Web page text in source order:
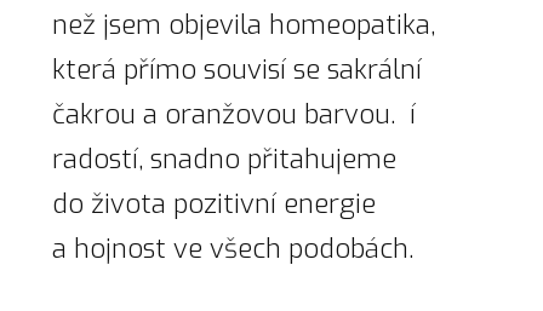
než jsem objevila homeopatika,
která přímo souvisí se sakrální
čakrou a oranžovou barvou. í
radostí, snadno přitahujeme
do života pozitivní energie
a hojnost ve všech podobách.